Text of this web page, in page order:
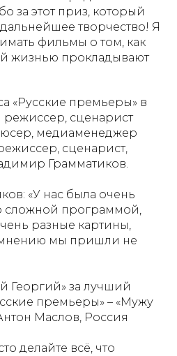
за этот приз, который
творчество! Я
фильмы о том, как
жизнью прокладывают
«Русские премьеры» в
сценарист
медиаменеджер
сценарист,
Грамматиков.
«У нас была очень
сложной программой,
разные картины,
мы пришли не
Георгий» за лучший
премьеры» – «Мужу
Маслов, Россия
делайте всё, что